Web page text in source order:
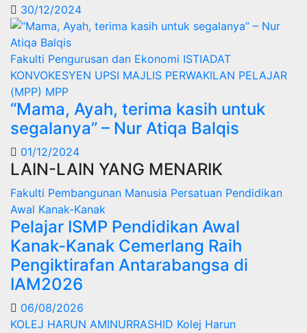
30/12/2024
Fakulti Pengurusan dan Ekonomi ISTIADAT
KONVOKESYEN UPSI MAJLIS PERWAKILAN PELAJAR
(MPP) MPP
“Mama, Ayah, terima kasih untuk
segalanya” – Nur Atiqa Balqis
01/12/2024
LAIN-LAIN YANG MENARIK
Fakulti Pembangunan Manusia Persatuan Pendidikan
Awal Kanak-Kanak
Pelajar ISMP Pendidikan Awal
Kanak-Kanak Cemerlang Raih
Pengiktirafan Antarabangsa di
IAM2026
06/08/2026
KOLEJ HARUN AMINURRASHID Kolej Harun